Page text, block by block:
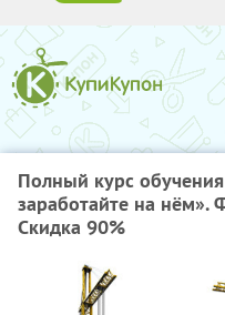
Полный курс
заработайте на нём».
Скидка 90%